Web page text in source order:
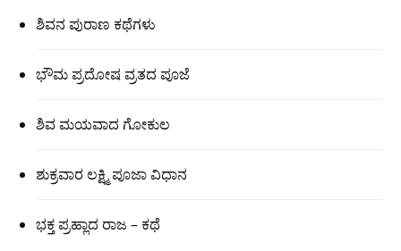
ಶಿವನ ಪುರಾಣ ಕಥೆಗಳು
ಭೌಮ ಪ್ರದೋಷ ವ್ರತದ ಪೂಜೆ
ಶಿವ ಮಯವಾದ ಗೋಕುಲ
ಶುಕ್ರವಾರ ಲಕ್ಷ್ಮಿ ಪೂಜಾ ವಿಧಾನ
ಭಕ್ತ ಪ್ರಹ್ಲಾದ ರಾಜ – ಕಥೆ